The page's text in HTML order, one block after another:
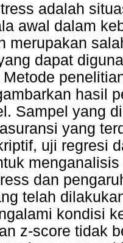
adalah
awal dalam
merupakan
dapat
Metode
hasil
Sampel yang
yang
uji regresi
dan
telah
kondisi
z-score tidak